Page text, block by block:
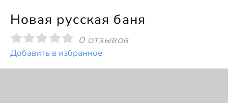
Новая русская баня
0 отзывов
Добавить в избранное